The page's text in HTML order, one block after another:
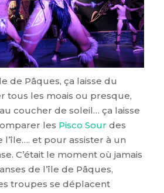
de Pâques, ça laisse du
tous les moais ou presque,
coucher de soleil… ça laisse
les Pisco Sour des
et pour assister à un
C’était le moment où jamais
de l’île de Pâques,
troupes se déplacent